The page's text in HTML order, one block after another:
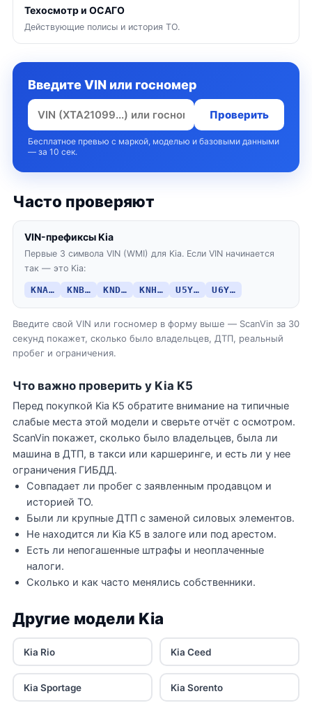
Техосмотр и ОСАГО
Действующие полисы и история ТО.
Введите VIN или госномер
Проверить
Бесплатное превью с маркой, моделью и базовыми данными
— за 10 сек.
Часто проверяют
VIN-префиксы Kia
Первые 3 символа VIN (WMI) для Kia. Если VIN начинается
так — это Kia:
KNA… KNB… KND… KNH… U5Y… U6Y…
Введите свой VIN или госномер в форму выше — ScanVin за 30
секунд покажет, сколько было владельцев, ДТП, реальный
пробег и ограничения.
Что важно проверить у Kia K5
Перед покупкой Kia K5 обратите внимание на типичные
слабые места этой модели и сверьте отчёт с осмотром.
ScanVin покажет, сколько было владельцев, была ли
машина в ДТП, в такси или каршеринге, и есть ли у нее
ограничения ГИБДД.
Совпадает ли пробег с заявленным продавцом и
историей ТО.
Были ли крупные ДТП с заменой силовых элементов.
Не находится ли Kia K5 в залоге или под арестом.
Есть ли непогашенные штрафы и неоплаченные
налоги.
Сколько и как часто менялись собственники.
Другие модели Kia
Kia Rio Kia Ceed
Kia Sportage Kia Sorento